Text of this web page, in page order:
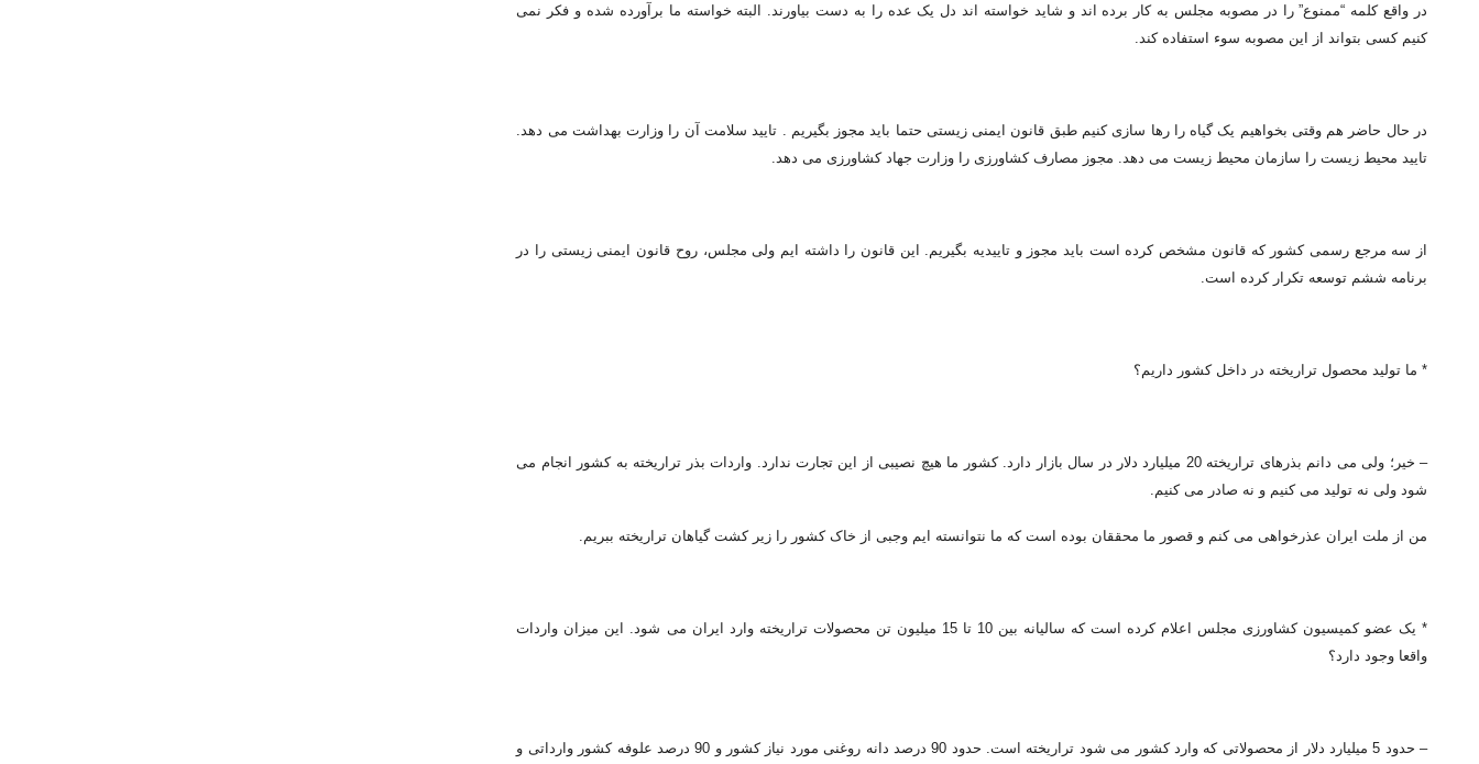
در واقع کلمه “ممنوع” را در مصوبه مجلس به کار برده اند و شاید خواسته اند دل یک عده را به دست بیاورند. البته خواسته ما برآورده شده و فکر نمی
کنیم کسی بتواند از این مصوبه سوء استفاده کند.
در حال حاضر هم وقتی بخواهیم یک گیاه را رها سازی کنیم طبق قانون ایمنی زیستی حتما باید مجوز بگیریم . تایید سلامت آن را وزارت بهداشت می دهد.
تایید محیط زیست را سازمان محیط زیست می دهد. مجوز مصارف کشاورزی را وزارت جهاد کشاورزی می دهد.
از سه مرجع رسمی کشور که قانون مشخص کرده است باید مجوز و تاییدیه بگیریم. این قانون را داشته ایم ولی مجلس، روح قانون ایمنی زیستی را در
برنامه ششم توسعه تکرار کرده است.
* ما تولید محصول تراریخته در داخل کشور داریم؟
– خیر؛ ولی می دانم بذرهای تراریخته 20 میلیارد دلار در سال بازار دارد. کشور ما هیچ نصیبی از این تجارت ندارد. واردات بذر تراریخته به کشور انجام می
شود ولی نه تولید می کنیم و نه صادر می کنیم.
من از ملت ایران عذرخواهی می کنم و قصور ما محققان بوده است که ما نتوانسته ایم وجبی از خاک کشور را زیر کشت گیاهان تراریخته ببریم.
* یک عضو کمیسیون کشاورزی مجلس اعلام کرده است که سالیانه بین 10 تا 15 میلیون تن محصولات تراریخته وارد ایران می شود. این میزان واردات
واقعا وجود دارد؟
– حدود 5 میلیارد دلار از محصولاتی که وارد کشور می شود تراریخته است. حدود 90 درصد دانه روغنی مورد نیاز کشور و 90 درصد علوفه کشور وارداتی و